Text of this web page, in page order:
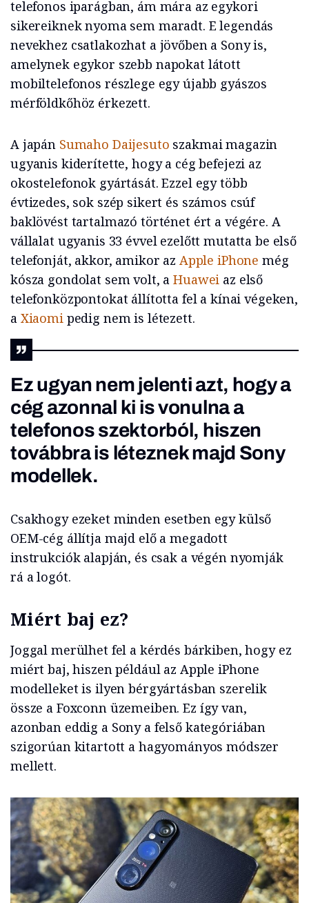
telefonos iparágban, ám mára az egykori
sikereiknek nyoma sem maradt. E legendás
nevekhez csatlakozhat a jövőben a Sony is,
amelynek egykor szebb napokat látott
mobiltelefonos részlege egy újabb gyászos
mérföldkőhöz érkezett.
A japán Sumaho Daijesuto szakmai magazin
ugyanis kiderítette, hogy a cég befejezi az
okostelefonok gyártását. Ezzel egy több
évtizedes, sok szép sikert és számos csúf
baklövést tartalmazó történet ért a végére. A
vállalat ugyanis 33 évvel ezelőtt mutatta be első
telefonját, akkor, amikor az Apple iPhone még
kósza gondolat sem volt, aHuawei az első
telefonközpontokat állította fel a kínai végeken,
a Xiaomipedig nem is létezett.
Ez ugyan nem jelenti azt, hogy a
cég azonnal ki is vonulna a
telefonos szektorból, hiszen
továbbra is léteznek majd Sony
modellek.
Csakhogy ezeket minden esetben egy külső
OEM-cég állítja majd elő a megadott
instrukciók alapján, és csak a végén nyomják
rá a logót.
Miért baj ez?
Joggal merülhet fel a kérdés bárkiben, hogy ez
miért baj, hiszen például az Apple iPhone
modelleket is ilyen bérgyártásban szerelik
össze a Foxconn üzemeiben. Ez így van,
azonban eddig a Sony a felső kategóriában
szigorúan kitartott a hagyományos módszer
mellett.